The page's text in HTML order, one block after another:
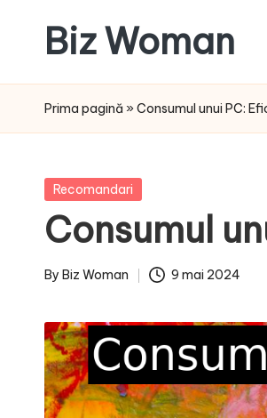
content
Biz Woman
ta,
succesul
Prima pagină » Consumul unui PC:
Posted
Recomandari
Consumul
Posted
By Biz Woman 9 mai 2024